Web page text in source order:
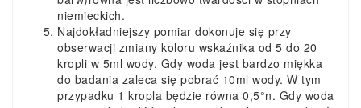
niemieckich.
Najdokładniejszy pomiar dokonuje się przy
obserwacji zmiany koloru wskaźnika od 5 do 20
kropli w 5ml wody. Gdy woda jest bardzo miękka
do badania zaleca się pobrać 10ml wody. W tym
przypadku 1 kropla będzie równa 0,5°n. Gdy woda